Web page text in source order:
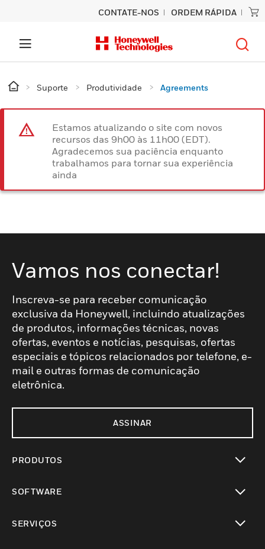
CONTATE-NOS ORDEM RÁPIDA
Suporte Produtividade Agreements
Estamos atualizando o site com novos
recursos das 9h00 às 11h00 (EDT).
Agradecemos sua paciência enquanto
trabalhamos para tornar sua experiência
ainda
Vamos nos conectar!
Inscreva-se para receber comunicação
exclusiva da Honeywell, incluindo atualizações
de produtos, informações técnicas, novas
ofertas, eventos e notícias, pesquisas, ofertas
especiais e tópicos relacionados por telefone, e-
mail e outras formas de comunicação
eletrônica.
ASSINAR
PRODUTOS
SOFTWARE
SERVIÇOS